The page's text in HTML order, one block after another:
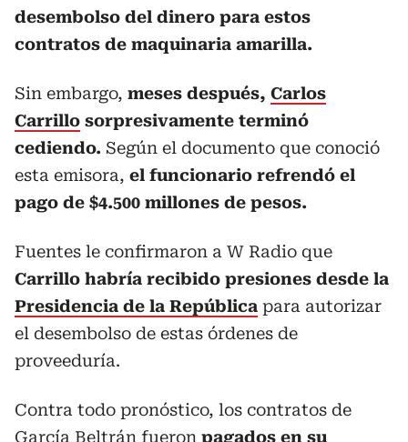
desembolso del dinero para estos
contratos de maquinaria amarilla.
Sin embargo, meses después, Carlos
Carrillo sorpresivamente terminó
cediendo. Según el documento que conoció
esta emisora, el funcionario refrendó el
pago de $4.500 millones de pesos.
Fuentes le confirmaron a W Radio que
Carrillo habría recibido presiones desde la
Presidencia de la República para autorizar
el desembolso de estas órdenes de
proveeduría.
Contra todo pronóstico, los contratos de
García Beltrán fueron pagados en su